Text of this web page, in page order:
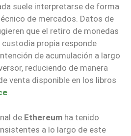
suele interpretarse de forma
de mercados. Datos de
que el retiro de monedas
propia responde
de acumulación a largo
reduciendo de manera
venta disponible en los libros
.
de Ethereum ha tenido
a lo largo de este